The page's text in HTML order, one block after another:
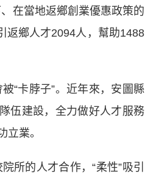
在當地返鄉創業優惠政策的
返鄉人才2094人，幫助1488
“卡脖子”。近年來，安圖縣
伍建設，全力做好人才服務
業。
的人才合作，“柔性”吸引